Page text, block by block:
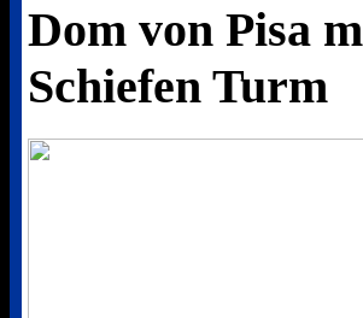
Dom von Pisa
Schiefen Turm